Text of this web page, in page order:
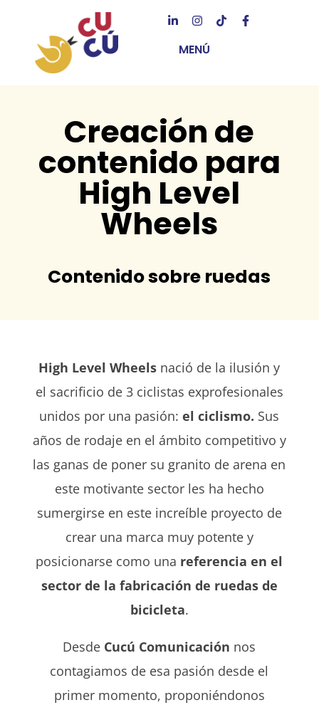
MENÚ
Creación de
contenido para
High Level
Wheels
Contenido sobre ruedas
High Level Wheels nació de la ilusión y
el sacrificio de 3 ciclistas exprofesionales
unidos por una pasión:el ciclismo. Sus
años de rodaje en el ámbito competitivo y
las ganas de poner su granito de arena en
este motivante sector les ha hecho
sumergirse en este increíble proyecto de
crear una marca muy potente y
posicionarse como una referencia en el
sector de la fabricación de ruedas de
bicicleta.
Desde Cucú Comunicación nos
contagiamos de esa pasión desde el
primer momento, proponiéndonos